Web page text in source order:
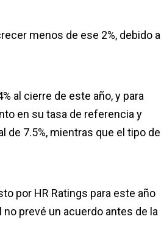
menos de ese 2%, debido a
al cierre de este año, y para
en su tasa de referencia y
de 7.5%, mientras que el tipo de
por HR Ratings para este año
prevé un acuerdo antes de la